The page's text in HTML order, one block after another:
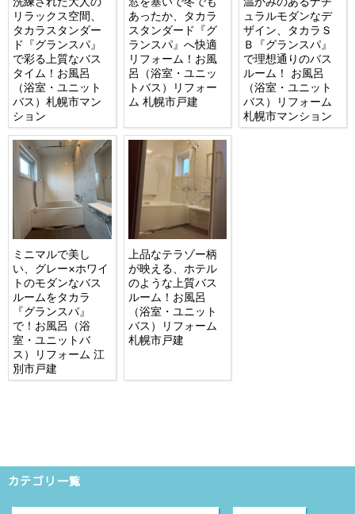
リラックス空間、
タカラスタンダー
ド『グランスパ』
で彩る上質なバス
タイム！お風呂
（浴室・ユニット
バス）札幌市マン
ション
あったか、タカラ
スタンダード『グ
ランスパ』へ快適
リフォーム！お風
呂（浴室・ユニッ
トバス）リフォー
ム 札幌市戸建
ュラルモダンなデ
ザイン、タカラＳ
Ｂ『グランスパ』
で理想通りのバス
ルーム！ お風呂
（浴室・ユニット
バス）リフォーム
札幌市マンション
ミニマルで美し
い、グレー×ホワイ
トのモダンなバス
ルームをタカラ
『グランスパ』
で！お風呂（浴
室・ユニットバ
ス）リフォーム 江
別市戸建
上品なテラゾー柄
が映える、ホテル
のような上質バス
ルーム！お風呂
（浴室・ユニット
バス）リフォーム
札幌市戸建
カテゴリ一覧